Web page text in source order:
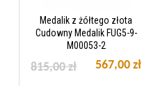
Medalik z żółtego złota
Cudowny Medalik FUG5-9-
M00053-2
567,00 zł
815,00 zł